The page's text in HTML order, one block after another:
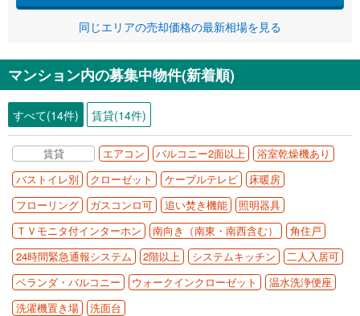
同じエリアの売却価格の最新相場を見る
マンション内の募集中物件(新着順)
すべて(14件) 賃貸(14件)
賃貸 エアコン バルコニー2面以上
浴室乾燥機あり
バストイレ別
クローゼット ケーブルテレビ
床暖房
フローリング
ガスコンロ可 追い焚き機能
照明器具
ＴＶモニタ付インターホン
南向き（南東・南西含む）
角住戸
24時間緊急通報システム
2階以上 システムキッチン
二人入居可
ベランダ・バルコニー
ウォークインクローゼット
温水洗浄便座
洗濯機置き場
洗面台